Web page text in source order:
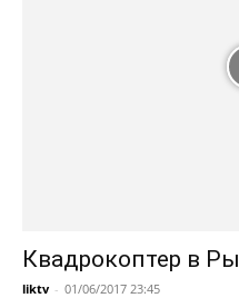
Квадрокоптер в
liktv - 01/06/2017 23:45